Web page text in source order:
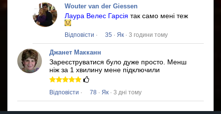
Wouter van der Giessen
Лаура Велес Гарсія так само мені теж
Відповісти · 35 · Як · 3 години тому
Джанет Макканн
Зареєструватися було дуже просто. Менш
ніж за 1 хвилину мене підключили
Відповісти · 78 · Як · 3 дні тому